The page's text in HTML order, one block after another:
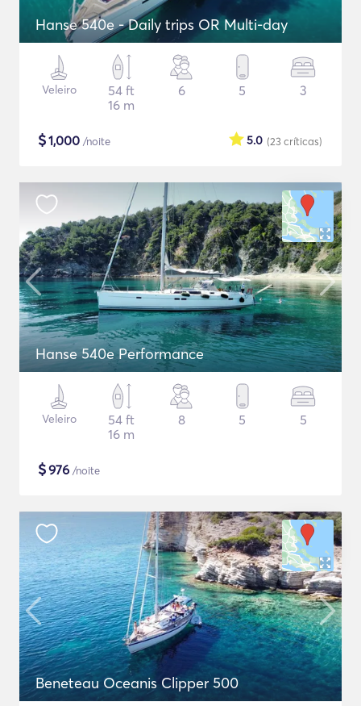
Hanse 540e - Daily trips OR Multi-day
Veleiro
54 ft
16 m
6 5 3
$1,000 /noite (23críticas)
5.0
Hanse 540e Performance
Veleiro
54 ft
16 m
8 5 5
$976 /noite
Beneteau Oceanis Clipper 500